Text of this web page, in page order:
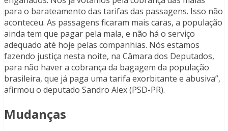
para o barateamento das tarifas das passagens. Isso não
aconteceu. As passagens ficaram mais caras, a população
ainda tem que pagar pela mala, e não há o serviço
adequado até hoje pelas companhias. Nós estamos
fazendo justiça nesta noite, na Câmara dos Deputados,
para não haver a cobrança da bagagem da população
brasileira, que já paga uma tarifa exorbitante e abusiva”,
afirmou o deputado Sandro Alex (PSD-PR).
Mudanças